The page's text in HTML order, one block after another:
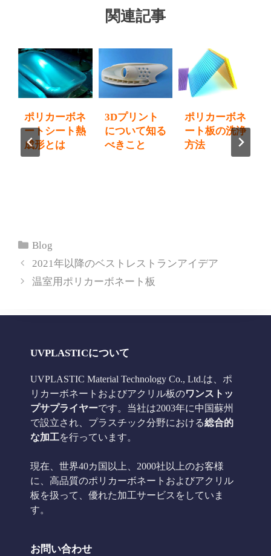
関連記事
自動車産業に
おけるラピッ
ドプロトタイ
ピング
照明のプロト
タイプ、美学
を定義する
フライス加工
用少量生産の
CNCのコツ
カ
テ
リ
Blog
2021年以降のベストレストランアイデア
温室用ポリカーボネート板
UVPLASTICについて
UVPLASTIC Material Technology Co., Ltd.は、ポ
リカーボネートおよびアクリル板のワンストッ
プサプライヤーです。当社は2003年に中国蘇州
で設立され、プラスチック分野における総合的
な加工を行っています。
現在、世界40カ国以上、2000社以上のお客様
に、高品質のポリカーボネートおよびアクリル
板を扱って、優れた加工サービスをしていま
す。
お問い合わせ